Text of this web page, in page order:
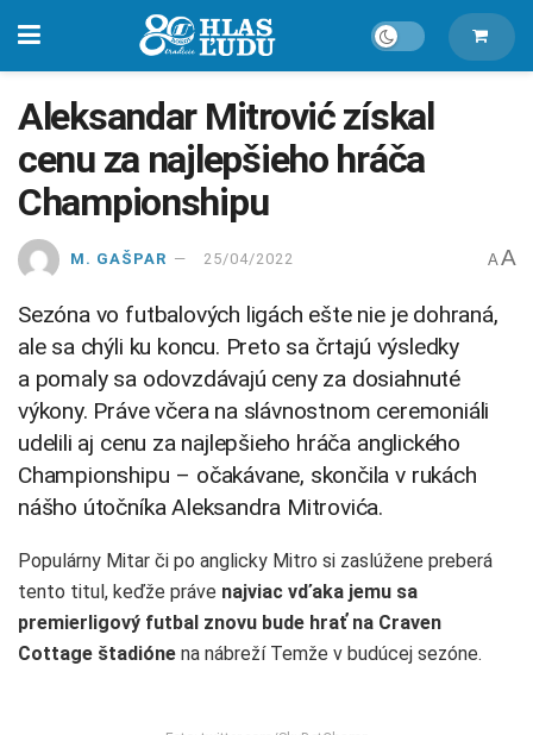
Aleksandar Mitrović získal
cenu za najlepšieho hráča
Championshipu
M. GAŠPAR 25/04/2022 A A
Sezóna vo futbalových ligách ešte nie je dohraná,
ale sa chýli ku koncu. Preto sa črtajú výsledky
a pomaly sa odovzdávajú ceny za dosiahnuté
výkony. Práve včera na slávnostnom ceremoniáli
udelili aj cenu za najlepšieho hráča anglického
Championshipu – očakávane, skončila v rukách
nášho útočníka Aleksandra Mitrovića.
Populárny Mitar či po anglicky Mitro si zaslúžene preberá
tento titul, keďže práve najviac vďaka jemu sa
premierligový futbal znovu bude hrať na Craven
Cottage štadióne na nábreží Temže v budúcej sezóne.